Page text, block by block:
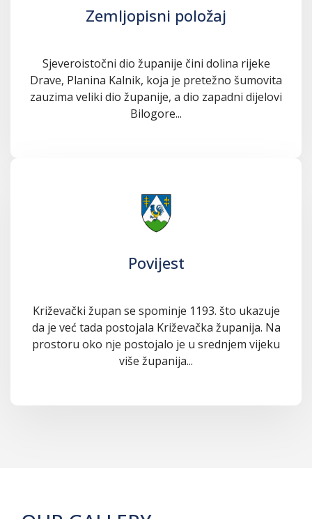
Zemljopisni položaj
Sjeveroistočni dio županije čini dolina rijeke
Drave, Planina Kalnik, koja je pretežno šumovita
zauzima veliki dio županije, a dio zapadni dijelovi
Bilogore...
Povijest
Križevački župan se spominje 1193. što ukazuje
da je već tada postojala Križevačka županija. Na
prostoru oko nje postojalo je u srednjem vijeku
više županija...